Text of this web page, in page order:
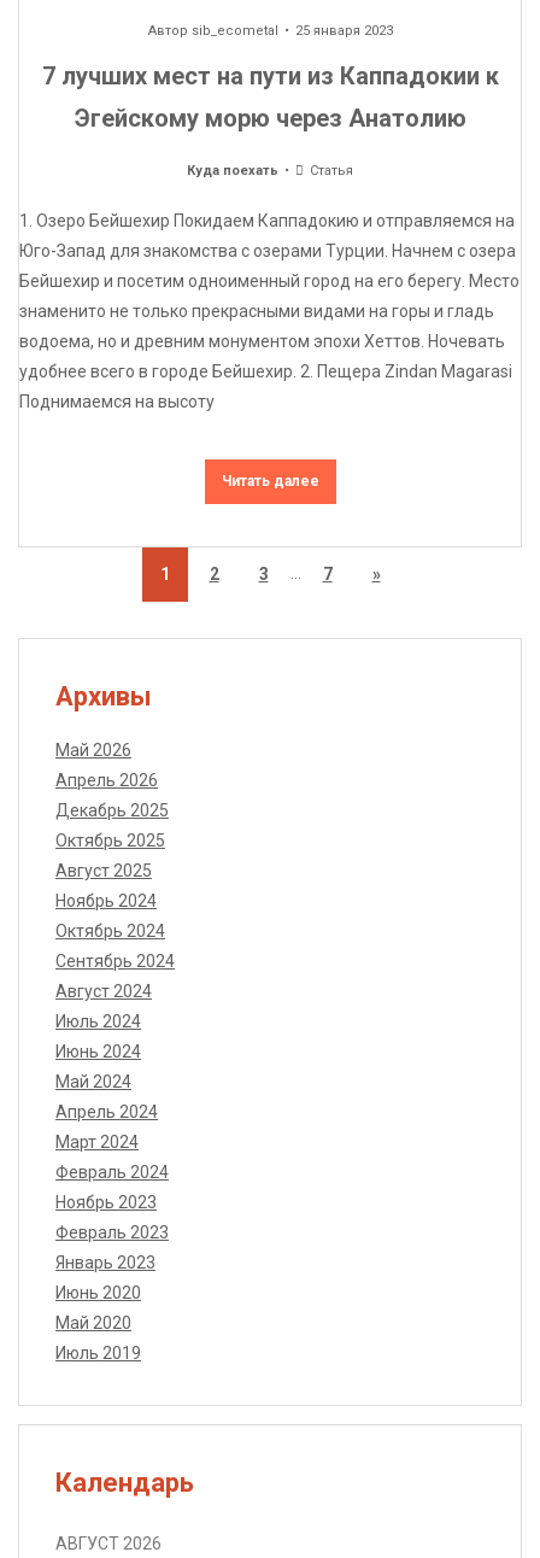
Автор sib_ecometal 25 января 2023
7 лучших мест на пути из Каппадокии к
Эгейскому морю через Анатолию
Куда поехать Статья
1. Озеро Бейшехир Покидаем Каппадокию и отправляемся на
Юго-Запад для знакомства с озерами Турции. Начнем с озера
Бейшехир и посетим одноименный город на его берегу. Место
знаменито не только прекрасными видами на горы и гладь
водоема, но и древним монументом эпохи Хеттов. Ночевать
удобнее всего в городе Бейшехир. 2. Пещера Zindan Magarasi
Поднимаемся на высоту
Читать далее
1 2 3 … 7 »
Архивы
Май 2026
Апрель 2026
Декабрь 2025
Октябрь 2025
Август 2025
Ноябрь 2024
Октябрь 2024
Сентябрь 2024
Август 2024
Июль 2024
Июнь 2024
Май 2024
Апрель 2024
Март 2024
Февраль 2024
Ноябрь 2023
Февраль 2023
Январь 2023
Июнь 2020
Май 2020
Июль 2019
Календарь
АВГУСТ 2026